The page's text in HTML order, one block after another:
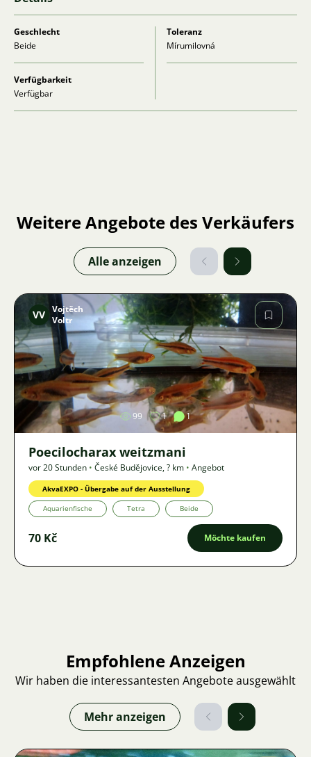
Geschlecht
Beide
Toleranz
Mírumilovná
Verfügbarkeit
Verfügbar
Weitere Angebote des Verkäufers
Alle anzeigen
Bild
VV Vojtěch
Voltr
99 1 1
Poecilocharax weitzmani
vor 20 Stunden • České Budějovice,? km • Angebot
AkvaEXPO - Übergabe auf der Ausstellung
Aquarienfische Tetra Beide
70 Kč Möchte kaufen
Empfohlene Anzeigen
Wir haben die interessantesten Angebote ausgewählt
Mehr anzeigen